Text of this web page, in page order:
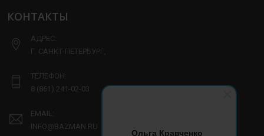
Ольга Кравченко
КОНТАКТЫ
АДРЕС:
Г. САНКТ-ПЕТЕРБУРГ,
ТЕЛЕФОН:
8 (861) 241-02-03
EMAIL:
INFO@BAZMAN.RU